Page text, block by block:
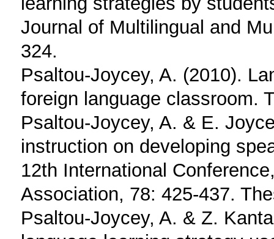
Journal of Multilingual and
324.
Psaltou-Joycey, A. (2010).
foreign language classroom.
Psaltou-Joycey, A. & E.
instruction on developing
12th International
Association, 78: 425-437.
Psaltou-Joycey, A. & Z.